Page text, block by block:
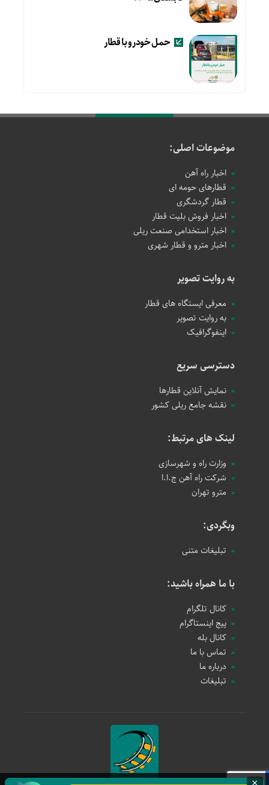
حمل خودرو با قطار
موضوعات اصلی:
اخبار راه آهن
قطارهای حومه ای
قطار گردشگری
اخبار فروش بلیت قطار
اخبار استخدامی صنعت ریلی
اخبار مترو و قطار شهری
به روایت تصویر
معرفی ایستگاه های قطار
به روایت تصویر
اینفوگرافیک
دسترسی سریع
نمایش آنلاین قطارها
نقشه جامع ریلی کشور
لینک های مرتبط:
وزارت راه و شهرسازی
شرکت راه آهن ج.ا.ا
مترو تهران
وبگردی:
تبلیغات متنی
با ما همراه باشید:
کانال تلگرام
پیج اینستاگرام
کانال بله
تماس با ما
درباره ما
تبلیغات